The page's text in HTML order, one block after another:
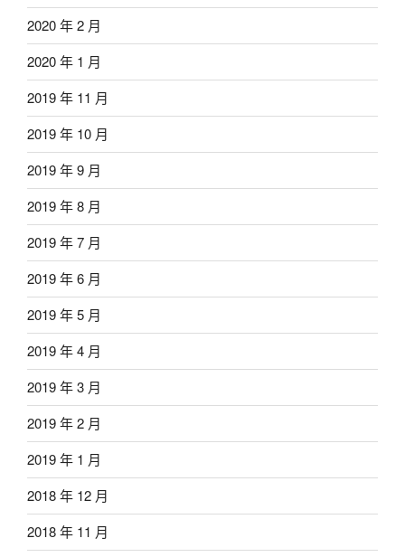
2020 年 2 月
2020 年 1 月
2019 年 11 月
2019 年 10 月
2019 年 9 月
2019 年 8 月
2019 年 7 月
2019 年 6 月
2019 年 5 月
2019 年 4 月
2019 年 3 月
2019 年 2 月
2019 年 1 月
2018 年 12 月
2018 年 11 月